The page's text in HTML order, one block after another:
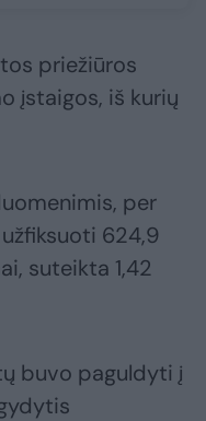
priežiūros
įstaigos, iš kurių
per
624,9
suteikta 1,42
buvo paguldyti į